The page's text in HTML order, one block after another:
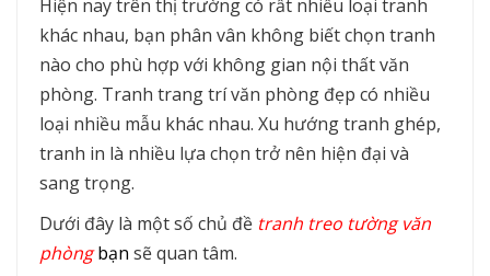
Hiện nay trên thị trường có rất nhiều loại tranh
khác nhau, bạn phân vân không biết chọn tranh
nào cho phù hợp với không gian nội thất văn
phòng. Tranh trang trí văn phòng đẹp có nhiều
loại nhiều mẫu khác nhau. Xu hướng tranh ghép,
tranh in là nhiều lựa chọn trở nên hiện đại và
sang trọng.
Dưới đây là một số chủ đề tranh treo tường văn
phòng bạn sẽ quan tâm.